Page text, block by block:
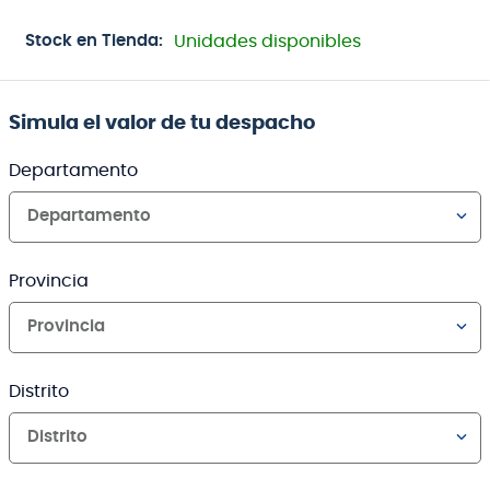
Stock en Tienda: Unidades disponibles
Simula el valor de tu despacho
Departamento
Departamento
Provincia
Provincia
Distrito
Distrito